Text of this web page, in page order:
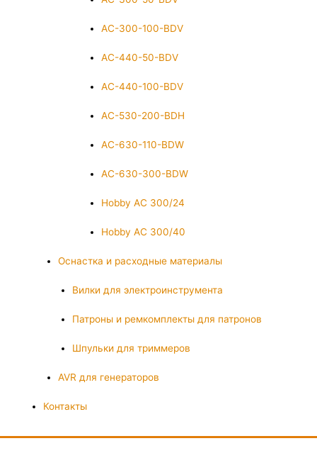
AC-300-100-BDV
AC-440-50-BDV
AC-440-100-BDV
AC-530-200-BDH
AC-630-110-BDW
AC-630-300-BDW
Hobby AC 300/24
Hobby AC 300/40
Оснастка и расходные материалы
Вилки для электроинструмента
Патроны и ремкомплекты для патронов
Шпульки для триммеров
AVR для генераторов
Контакты